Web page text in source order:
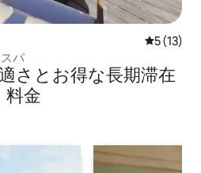
レビュー
5 (13)
パ
さ⁠とお⁠得⁠な長⁠期⁠滞⁠在
料⁠金